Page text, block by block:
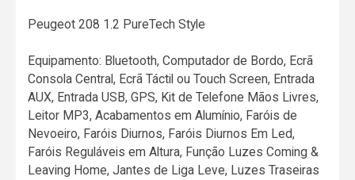
Peugeot 208 1.2 PureTech Style
Equipamento: Bluetooth, Computador de Bordo, Ecrã
Consola Central, Ecrã Táctil ou Touch Screen, Entrada
AUX, Entrada USB, GPS, Kit de Telefone Mãos Livres,
Leitor MP3, Acabamentos em Alumínio, Faróis de
Nevoeiro, Faróis Diurnos, Faróis Diurnos Em Led,
Faróis Reguláveis em Altura, Função Luzes Coming &
Leaving Home, Jantes de Liga Leve, Luzes Traseiras